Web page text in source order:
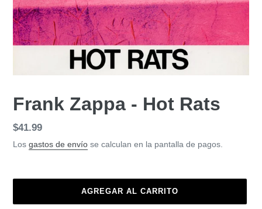
Frank Zappa - Hot Rats
Precio
habitual
$41.99
Los gastos de envío se calculan en la pantalla de pagos.
AGREGAR AL CARRITO